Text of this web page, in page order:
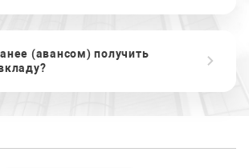
(авансом) получить